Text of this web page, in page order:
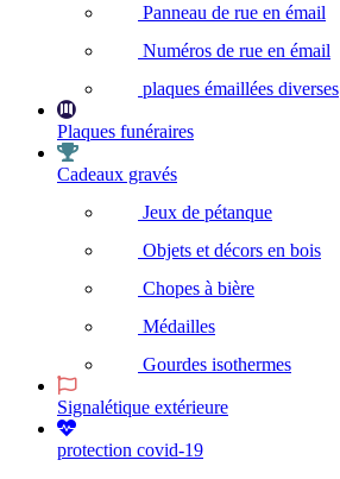
Panneau de rue en émail
Numéros de rue en émail
plaques émaillées diverses
Plaques funéraires
Cadeaux gravés
Jeux de pétanque
Objets et décors en bois
Chopes à bière
Médailles
Gourdes isothermes
Signalétique extérieure
protection covid-19